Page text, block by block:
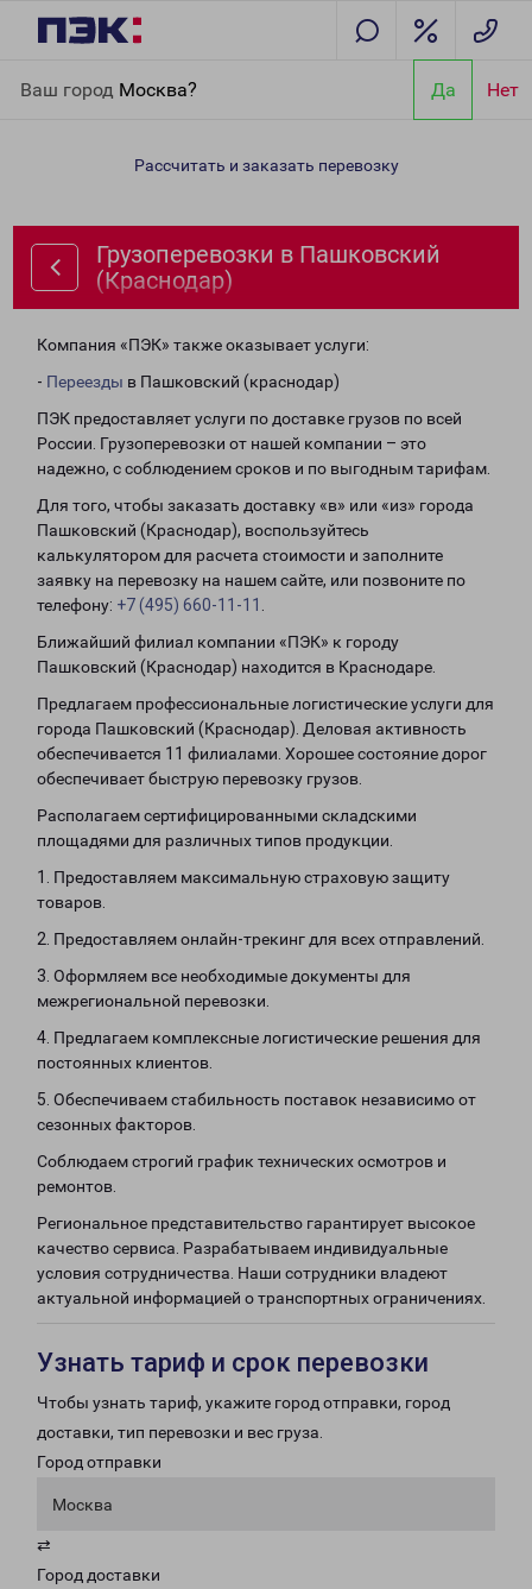
Ваш город Москва? Да Нет
(Краснодар)
Рассчитать и заказать перевозку
Грузоперевозки в Пашковский
(Краснодар)
Компания «ПЭК» также оказывает услуги:
- Переезды в Пашковский (краснодар)
ПЭК предоставляет услуги по доставке грузов по всей
России. Грузоперевозки от нашей компании – это
надежно, с соблюдением сроков и по выгодным тарифам.
Для того, чтобы заказать доставку «в» или «из» города
Пашковский (Краснодар), воспользуйтесь
калькулятором для расчета стоимости и заполните
заявку на перевозку на нашем сайте, или позвоните по
телефону: +7 (495) 660-11-11
Ближайший филиал компании «ПЭК» к городу
Пашковский (Краснодар) находится в Краснодаре.
Предлагаем профессиональные логистические услуги для
города Пашковский (Краснодар). Деловая активность
обеспечивается 11 филиалами. Хорошее состояние дорог
обеспечивает быструю перевозку грузов.
Располагаем сертифицированными складскими
площадями для различных типов продукции.
1. Предоставляем максимальную страховую защиту
товаров.
2. Предоставляем онлайн-трекинг для всех отправлений.
3. Оформляем все необходимые документы для
межрегиональной перевозки.
4. Предлагаем комплексные логистические решения для
постоянных клиентов.
5. Обеспечиваем стабильность поставок независимо от
сезонных факторов.
Соблюдаем строгий график технических осмотров и
ремонтов.
Региональное представительство гарантирует высокое
качество сервиса. Разрабатываем индивидуальные
условия сотрудничества. Наши сотрудники владеют
актуальной информацией о транспортных ограничениях.
Узнать тариф и срок перевозки
Чтобы узнать тариф, укажите город отправки, город
доставки, тип перевозки и вес груза.
Город отправки
Москва
⇄
Город доставки